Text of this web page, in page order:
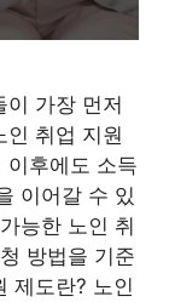
가장 먼저
인 취업 지원
이후에도 소득
이어갈 수 있
능한 노인 취
방법을 기준
제도란? 노인